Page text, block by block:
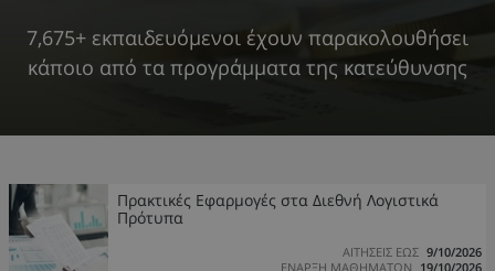
7,675+ εκπαιδευόμενοι έχουν παρακολουθήσει
κάποιο από τα προγράμματα της κατεύθυνσης
Πρακτικές Εφαρμογές στα Διεθνή Λογιστικά
Πρότυπα
ΑΙΤΗΣΕΙΣ ΕΩΣ 9/10/2026
ΕΝΑΡΞΗ ΜΑΘΗΜΑΤΩΝ 19/10/2026